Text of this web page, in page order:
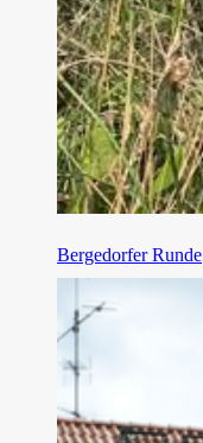
Bergedorfer Runde